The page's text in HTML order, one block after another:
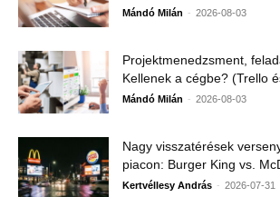
Mándó Milán - 2026-08-03
Projektmenedzsment,
Kellenek a cégbe? (Trello
Mándó Milán - 2026-08-03
Nagy visszatérések
piacon: Burger King vs.
Kertvéllesy András - 2026-07-31